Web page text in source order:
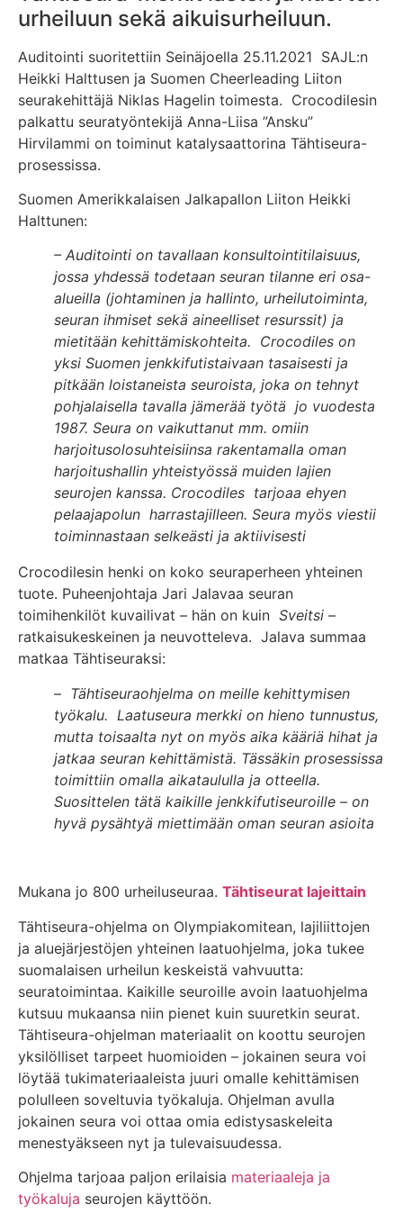
urheiluun sekä aikuisurheiluun.
Auditointi suoritettiin Seinäjoella 25.11.2021 SAJL:n
Heikki Halttusen ja Suomen Cheerleading Liiton
seurakehittäjä Niklas Hagelin toimesta. Crocodilesin
palkattu seuratyöntekijä Anna-Liisa ”Ansku”
Hirvilammi on toiminut katalysaattorina Tähtiseura-
prosessissa.
Suomen Amerikkalaisen Jalkapallon Liiton Heikki
Halttunen:
– Auditointi on tavallaan konsultointitilaisuus,
jossa yhdessä todetaan seuran tilanne eri osa-
alueilla (johtaminen ja hallinto, urheilutoiminta,
seuran ihmiset sekä aineelliset resurssit) ja
mietitään kehittämiskohteita. Crocodiles on
yksi Suomen jenkkifutistaivaan tasaisesti ja
pitkään loistaneista seuroista, joka on tehnyt
pohjalaisella tavalla jämerää työtä jo vuodesta
1987. Seura on vaikuttanut mm. omiin
harjoitusolosuhteisiinsa rakentamalla oman
harjoitushallin yhteistyössä muiden lajien
seurojen kanssa. Crocodiles tarjoaa ehyen
pelaajapolun harrastajilleen. Seura myös viestii
toiminnastaan selkeästi ja aktiivisesti
Crocodilesin henki on koko seuraperheen yhteinen
tuote. Puheenjohtaja Jari Jalavaa seuran
toimihenkilöt kuvailivat – hän on kuin Sveitsi –
ratkaisukeskeinen ja neuvotteleva. Jalava summaa
matkaa Tähtiseuraksi:
– Tähtiseuraohjelma on meille kehittymisen
työkalu. Laatuseura merkki on hieno tunnustus,
mutta toisaalta nyt on myös aika kääriä hihat ja
jatkaa seuran kehittämistä. Tässäkin prosessissa
toimittiin omalla aikataululla ja otteella.
Suosittelen tätä kaikille jenkkifutiseuroille – on
hyvä pysähtyä miettimään oman seuran asioita
Mukana jo 800 urheiluseuraa. Tähtiseurat lajeittain
Tähtiseura-ohjelma on Olympiakomitean, lajiliittojen
ja aluejärjestöjen yhteinen laatuohjelma, joka tukee
suomalaisen urheilun keskeistä vahvuutta:
seuratoimintaa.​ Kaikille seuroille avoin laatuohjelma
kutsuu mukaansa niin pienet kuin suuretkin seurat.
Tähtiseura-ohjelman materiaalit on koottu seurojen
yksilölliset tarpeet huomioiden – jokainen seura voi
löytää tukimateriaaleista juuri omalle kehittämisen
polulleen soveltuvia työkaluja. Ohjelman avulla
jokainen seura voi ottaa omia edistysaskeleita
menestyäkseen nyt ja tulevaisuudessa.
Ohjelma tarjoaa paljon erilaisia materiaaleja ja
työkaluja seurojen käyttöön.